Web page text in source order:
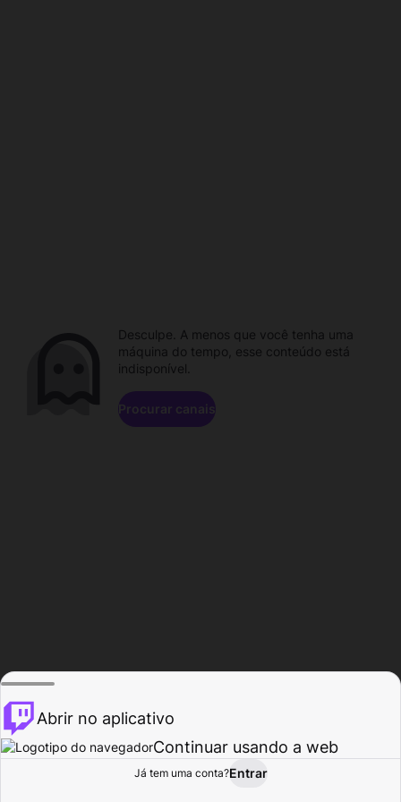
Procurar Atividade
Desculpe. A menos que você tenha uma
máquina do tempo, esse conteúdo está
indisponível.
Procurar canais
Abrir no aplicativo
Continuar usando a web
Já tem uma conta?Entrar